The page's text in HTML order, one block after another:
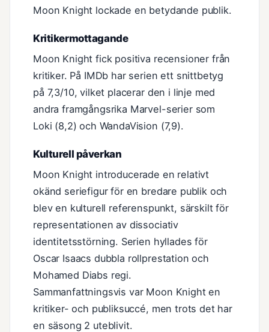
Moon Knight lockade en betydande publik.
Kritikermottagande
Moon Knight fick positiva recensioner från
kritiker. På IMDb har serien ett snittbetyg
på 7,3/10, vilket placerar den i linje med
andra framgångsrika Marvel-serier som
Loki (8,2) och WandaVision (7,9).
Kulturell påverkan
Moon Knight introducerade en relativt
okänd seriefigur för en bredare publik och
blev en kulturell referenspunkt, särskilt för
representationen av dissociativ
identitetsstörning. Serien hyllades för
Oscar Isaacs dubbla rollprestation och
Mohamed Diabs regi.
Sammanfattningsvis var Moon Knight en
kritiker- och publiksuccé, men trots det har
en säsong 2 uteblivit.